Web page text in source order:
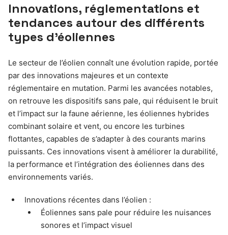
Innovations, réglementations et
tendances autour des différents
types d’éoliennes
Le secteur de l’éolien connaît une évolution rapide, portée
par des innovations majeures et un contexte
réglementaire en mutation. Parmi les avancées notables,
on retrouve les dispositifs sans pale, qui réduisent le bruit
et l’impact sur la faune aérienne, les éoliennes hybrides
combinant solaire et vent, ou encore les turbines
flottantes, capables de s’adapter à des courants marins
puissants. Ces innovations visent à améliorer la durabilité,
la performance et l’intégration des éoliennes dans des
environnements variés.
Innovations récentes dans l’éolien :
Éoliennes sans pale pour réduire les nuisances
sonores et l’impact visuel